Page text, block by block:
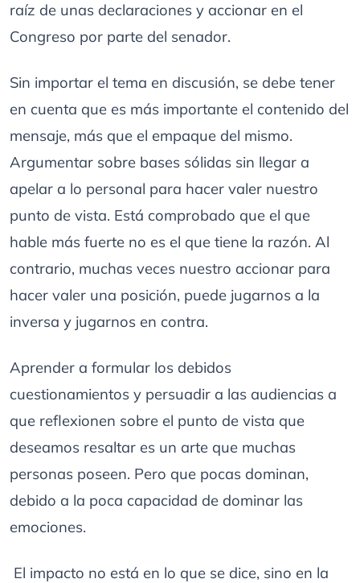
raíz de unas declaraciones y accionar en el
Congreso por parte del senador.
Sin importar el tema en discusión, se debe tener
en cuenta que es más importante el contenido del
mensaje, más que el empaque del mismo.
Argumentar sobre bases sólidas sin llegar a
apelar a lo personal para hacer valer nuestro
punto de vista. Está comprobado que el que
hable más fuerte no es el que tiene la razón. Al
contrario, muchas veces nuestro accionar para
hacer valer una posición, puede jugarnos a la
inversa y jugarnos en contra.
Aprender a formular los debidos
cuestionamientos y persuadir a las audiencias a
que reflexionen sobre el punto de vista que
deseamos resaltar es un arte que muchas
personas poseen. Pero que pocas dominan,
debido a la poca capacidad de dominar las
emociones.
El impacto no está en lo que se dice, sino en la